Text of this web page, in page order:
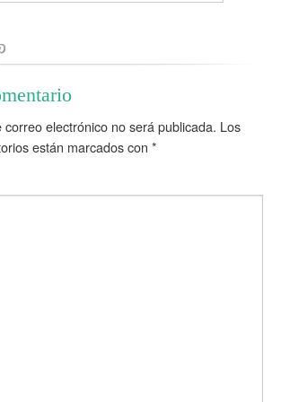
correo electrónico no será publicada. Los
están marcados con *